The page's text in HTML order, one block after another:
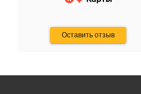
Оставить отзыв